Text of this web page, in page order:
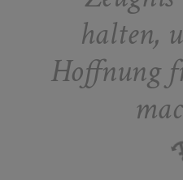
halten,
Hoffnung